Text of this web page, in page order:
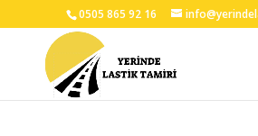
0505 865 92 16